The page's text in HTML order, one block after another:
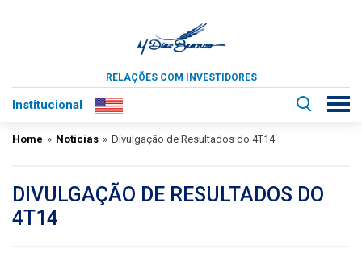
RELAÇÕES COM INVESTIDORES
Institucional
Home » Notícias » Divulgação de Resultados do 4T14
DIVULGAÇÃO DE RESULTADOS DO
4T14